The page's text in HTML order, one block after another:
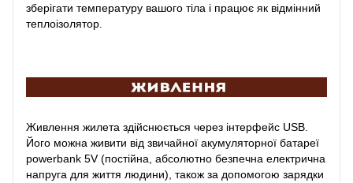
зберігати температуру вашого тіла і працює як відмінний
теплоізолятор.
Живлення жилета здійснюється через інтерфейс USB.
Його можна живити від звичайної акумуляторної батареї
powerbank 5V (постійна, абсолютно безпечна електрична
напруга для життя людини), також за допомогою зарядки